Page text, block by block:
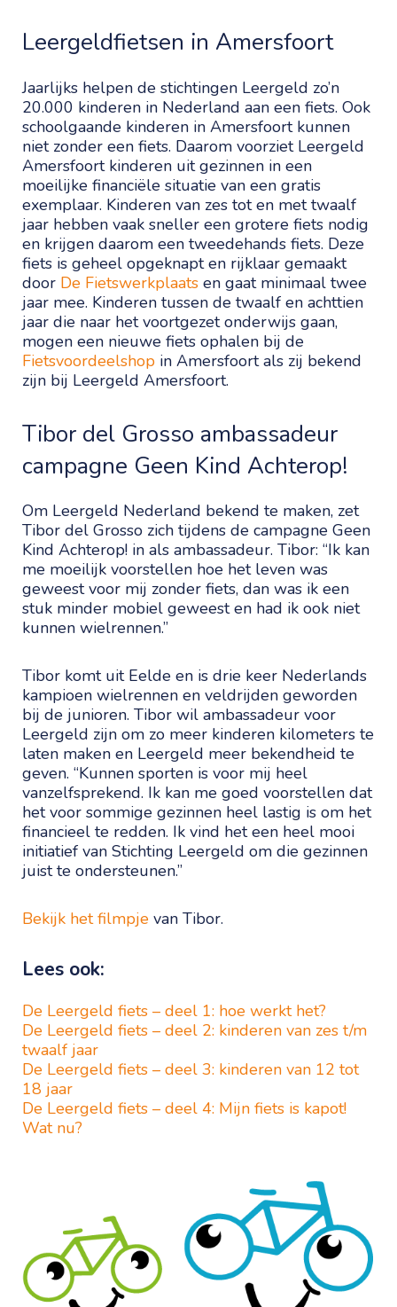
Leergeldfietsen in Amersfoort
Jaarlijks helpen de stichtingen Leergeld zo’n
20.000 kinderen in Nederland aan een fiets. Ook
schoolgaande kinderen in Amersfoort kunnen
niet zonder een fiets. Daarom voorziet Leergeld
Amersfoort kinderen uit gezinnen in een
moeilijke financiële situatie van een gratis
exemplaar. Kinderen van zes tot en met twaalf
jaar hebben vaak sneller een grotere fiets nodig
en krijgen daarom een tweedehands fiets. Deze
fiets is geheel opgeknapt en rijklaar gemaakt
door De Fietswerkplaats en gaat minimaal twee
jaar mee. Kinderen tussen de twaalf en achttien
jaar die naar het voortgezet onderwijs gaan,
mogen een nieuwe fiets ophalen bij de
Fietsvoordeelshop in Amersfoort als zij bekend
zijn bij Leergeld Amersfoort.
Tibor del Grosso ambassadeur
campagne Geen Kind Achterop!
Om Leergeld Nederland bekend te maken, zet
Tibor del Grosso zich tijdens de campagne Geen
Kind Achterop! in als ambassadeur. Tibor: “Ik kan
me moeilijk voorstellen hoe het leven was
geweest voor mij zonder fiets, dan was ik een
stuk minder mobiel geweest en had ik ook niet
kunnen wielrennen.”
Tibor komt uit Eelde en is drie keer Nederlands
kampioen wielrennen en veldrijden geworden
bij de junioren. Tibor wil ambassadeur voor
Leergeld zijn om zo meer kinderen kilometers te
laten maken en Leergeld meer bekendheid te
geven. “Kunnen sporten is voor mij heel
vanzelfsprekend. Ik kan me goed voorstellen dat
het voor sommige gezinnen heel lastig is om het
financieel te redden. Ik vind het een heel mooi
initiatief van Stichting Leergeld om die gezinnen
juist te ondersteunen.”
Bekijk het filmpje van Tibor.
Lees ook:
De Leergeld fiets – deel 1: hoe werkt het?
De Leergeld fiets – deel 2: kinderen van zes t/m
twaalf jaar
De Leergeld fiets – deel 3: kinderen van 12 tot
18 jaar
De Leergeld fiets – deel 4: Mijn fiets is kapot!
Wat nu?